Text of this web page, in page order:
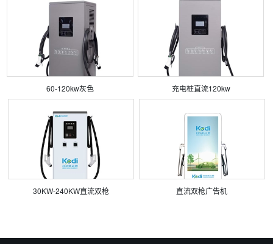
60-120kw灰色 充电桩直流120kw
30KW-240KW直流双枪 直流双枪广告机